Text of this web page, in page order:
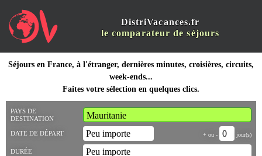
DistriVacances.fr
le comparateur de séjours
Séjours en France, à l'étranger, dernières minutes, croisières, circuits,
week-ends...
Faites votre sélection en quelques clics.
PAYS DE
DESTINATION
DATE DE DÉPART + ou - jour(s)
DURÉE